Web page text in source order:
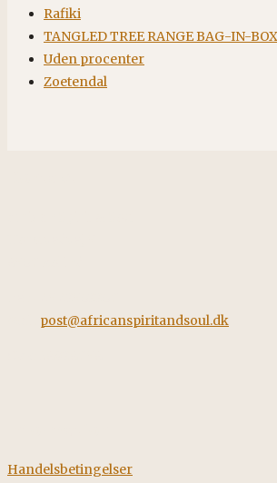
Rafiki
TANGLED TREE RANGE BAG-IN-BOX
Uden procenter
Zoetendal
post@africanspiritandsoul.dk
Handelsbetingelser